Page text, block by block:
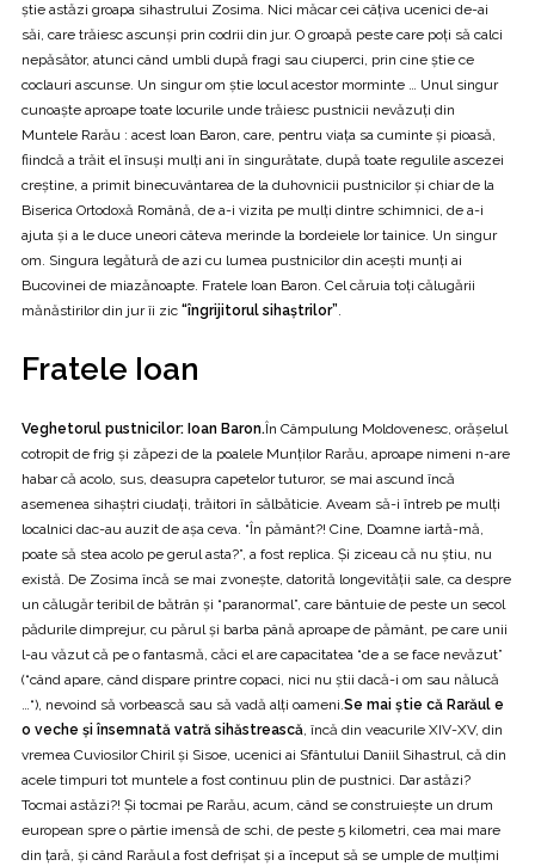
ştie astăzi groapa sihastrului Zosima. Nici măcar cei câţiva ucenici de-ai
săi, care trăiesc ascunşi prin codrii din jur. O groapă peste care poţi să calci
nepăsător, atunci când umbli după fragi sau ciuperci, prin cine ştie ce
coclauri ascunse. Un singur om ştie locul acestor morminte … Unul singur
cunoaşte aproape toate locurile unde trăiesc pustnicii nevăzuţi din
Muntele Rarău : acest Ioan Baron, care, pentru viaţa sa cuminte şi pioasă,
fiindcă a trăit el însuşi mulţi ani în singurătate, după toate regulile ascezei
creştine, a primit binecuvântarea de la duhovnicii pustnicilor şi chiar de la
Biserica Ortodoxă Română, de a-i vizita pe mulţi dintre schimnici, de a-i
ajuta şi a le duce uneori câteva merinde la bordeiele lor tainice. Un singur
om. Singura legătură de azi cu lumea pustnicilor din aceşti munţi ai
Bucovinei de miazănoapte. Fratele Ioan Baron. Cel căruia toţi călugării
mănăstirilor din jur îi zic “îngrijitorul sihaştrilor”
Fratele Ioan
Veghetorul pustnicilor: Ioan Baron.În Câmpulung Moldovenesc, orăşelul
cotropit de frig şi zăpezi de la poalele Munţilor Rarău, aproape nimeni n-are
habar că acolo, sus, deasupra capetelor tuturor, se mai ascund încă
asemenea sihaştri ciudaţi, trăitori în sălbăticie. Aveam să-i întreb pe mulţi
localnici dac-au auzit de aşa ceva. “În pământ?! Cine, Doamne iartă-mă,
poate să stea acolo pe gerul asta?”, a fost replica. Şi ziceau că nu ştiu, nu
există. De Zosima încă se mai zvoneşte, datorită longevităţii sale, ca despre
un călugăr teribil de bătrân şi “paranormal”, care bântuie de peste un secol
pădurile dimprejur, cu părul şi barba până aproape de pământ, pe care unii
l-au văzut că pe o fantasmă, căci el are capacitatea “de a se face nevăzut”
(“când apare, când dispare printre copaci, nici nu ştii dacă-i om sau nălucă
…“), nevoind să vorbească sau să vadă alţi oameni.Se mai ştie că Rarăul e
o veche şi însemnată vatră sihăstrească, încă din veacurile XIV-XV, din
vremea Cuviosilor Chiril şi Sisoe, ucenici ai Sfântului Daniil Sihastrul, că din
acele timpuri tot muntele a fost continuu plin de pustnici. Dar astăzi?
Tocmai astăzi?! Şi tocmai pe Rarău, acum, când se construieşte un drum
european spre o pârtie imensă de schi, de peste 5 kilometri, cea mai mare
din ţară, şi când Rarăul a fost defrişat şi a început să se umple de mulţimi